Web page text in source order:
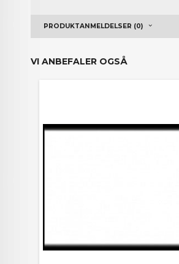
PRODUKTANMELDELSER (0)
VI ANBEFALER OGSÅ